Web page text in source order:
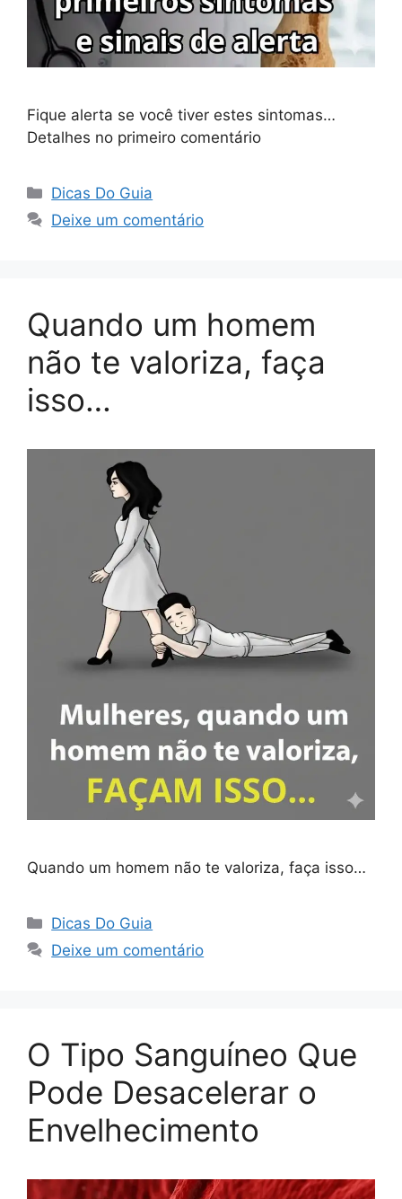
Fique alerta se você tiver estes sintomas…
Detalhes no primeiro comentário
Categorias
Dicas Do Guia
Deixe um comentário
Quando um homem
não te valoriza, faça
isso…
Quando um homem não te valoriza, faça isso…
Categorias
Dicas Do Guia
Deixe um comentário
O Tipo Sanguíneo Que
Pode Desacelerar o
Envelhecimento